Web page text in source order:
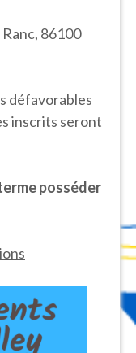
86100
défavorables
inscrits seront
posséder